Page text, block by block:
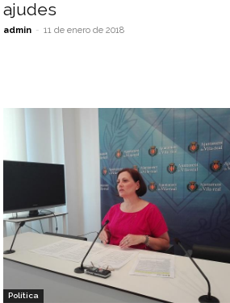
ajudes
admin - 11 de enero de 2018
Política